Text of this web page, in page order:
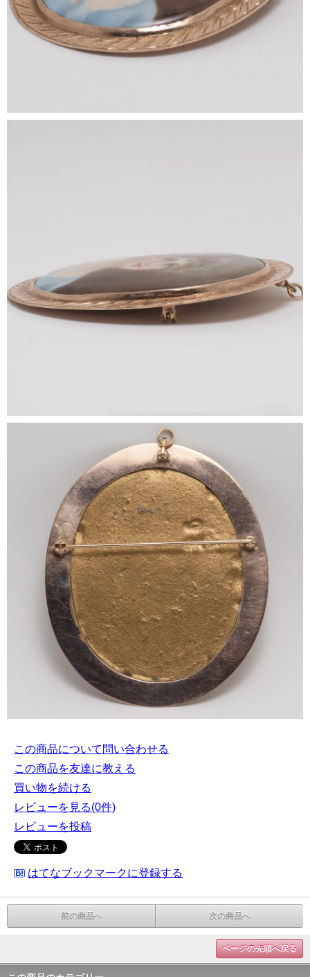
この商品について問い合わせる
この商品を友達に教える
買い物を続ける
レビューを見る(0件)
レビューを投稿
はてなブックマークに登録する
前の商品へ 次の商品へ
ページの先頭へ戻る